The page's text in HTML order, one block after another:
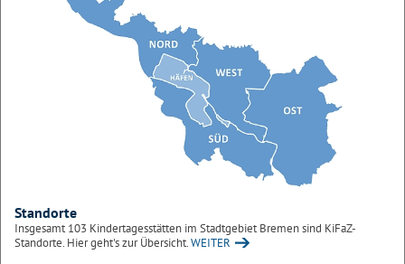
Standorte
Insgesamt 103 Kindertagesstätten im Stadtgebiet Bremen sind KiFaZ-
Standorte. Hier geht's zur Übersicht.WEITER